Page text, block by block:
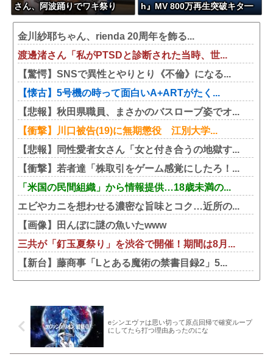
さん、阿波踊りでワキ祭り
h』MV 800万再生突破キタ━
━(((ﾟ∀ﾟ)))━━━━━!! こりゃ
発売前に1000万いきそうだ
な！【AKB48 68thシングル】
金川紗耶ちゃん、rienda 20周年を飾る...
渡邊渚さん「私がPTSDと診断された当時、世...
【驚愕】SNSで異性とやりとり《不倫》になる...
【懐古】5号機の時って面白いA+ARTがたく...
【悲報】秋田県職員、まさかのバスローブ姿でオ...
【衝撃】川口被告(19)に無期懲役 江別大学...
【悲報】同性愛者女さん「女と付き合うの地獄す...
【衝撃】若者達「株取引をゲーム感覚にしたろ！...
「米国の民間組織」から情報提供…18歳未満の...
エビやカニを想わせる濃密な旨味とコク…近所の...
【画像】田んぼに謎の魚いたwww
三共が「釘玉夏祭り」を渋谷で開催！期間は8月...
【新台】藤商事「Lとある魔術の禁書目録2」5...
eシンエヴァは思い切って原点回帰で確変ループ
にしてたら打つ理由あったのにな